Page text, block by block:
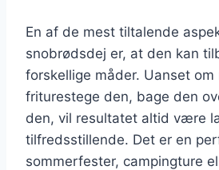
En af de mest tiltalende
snobrødsdej er, at den kan
forskellige måder. Uanset
friturestege den, bage den
den, vil resultatet altid være
tilfredsstillende. Det er en
sommerfester, campingture